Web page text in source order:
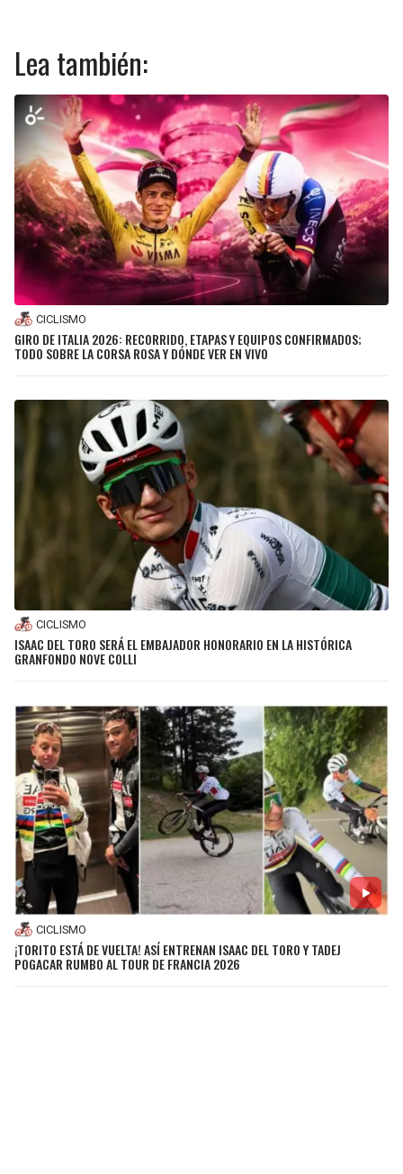
Lea también:
CICLISMO
GIRO DE ITALIA 2026: RECORRIDO, ETAPAS Y EQUIPOS CONFIRMADOS;
TODO SOBRE LA CORSA ROSA Y DÓNDE VER EN VIVO
CICLISMO
ISAAC DEL TORO SERÁ EL EMBAJADOR HONORARIO EN LA HISTÓRICA
GRANFONDO NOVE COLLI
CICLISMO
¡TORITO ESTÁ DE VUELTA! ASÍ ENTRENAN ISAAC DEL TORO Y TADEJ
POGACAR RUMBO AL TOUR DE FRANCIA 2026